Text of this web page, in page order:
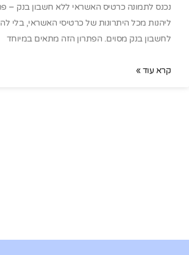
נכנס לתמונה כרטיס האשראי ללא חשבון בנק –
ליהנות מכל היתרונות של כרטיסי האשראי, בלי
לחשבון בנק מסוים. הפתרון הזה מתאים במיוחד
קרא עוד »